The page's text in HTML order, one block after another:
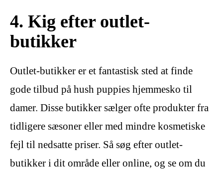
4. Kig efter outlet-
butikker
Outlet-butikker er et fantastisk sted at finde
gode tilbud på hush puppies hjemmesko til
damer. Disse butikker sælger ofte produkter fra
tidligere sæsoner eller med mindre kosmetiske
fejl til nedsatte priser. Så søg efter outlet-
butikker i dit område eller online, og se om du